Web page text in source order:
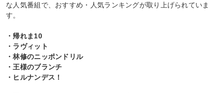
な人気番組で、おすすめ・人気ランキングが取り上げられていま
す。
・帰れま10
・ラヴィット
・林修のニッポンドリル
・王様のブランチ
・ヒルナンデス！